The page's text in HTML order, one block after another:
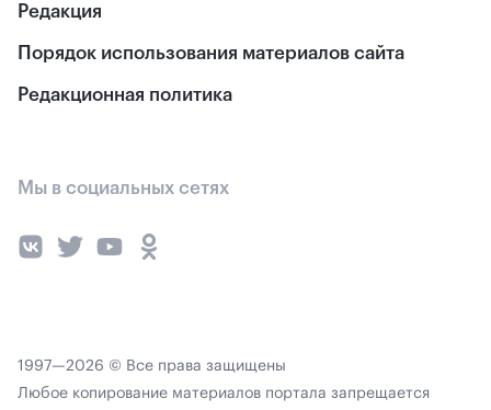
Редакция
Порядок использования материалов сайта
Редакционная политика
Мы в социальных сетях
1997—2026 © Все права защищены
Любое копирование материалов портала запрещается